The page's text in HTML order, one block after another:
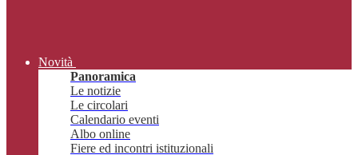
Novità
Panoramica
Le notizie
Le circolari
Calendario eventi
Albo online
Fiere ed incontri istituzionali